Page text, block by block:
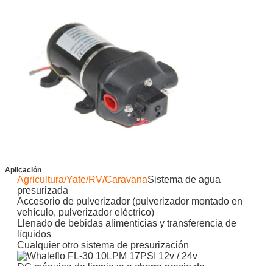
Aplicación
Agricultura/Yate/RV/CaravanaSistema de agua
presurizada
Accesorio de pulverizador (pulverizador montado en
vehículo, pulverizador eléctrico)
Llenado de bebidas alimenticias y transferencia de
líquidos
Cualquier otro sistema de presurización